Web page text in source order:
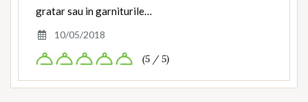
gratar sau in garniturile…
10/05/2018
(5 / 5)